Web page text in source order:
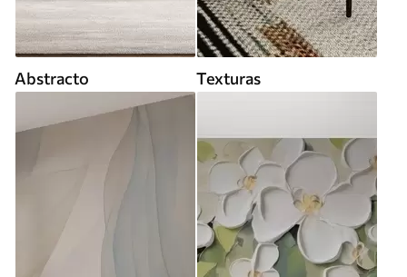
Abstracto Texturas